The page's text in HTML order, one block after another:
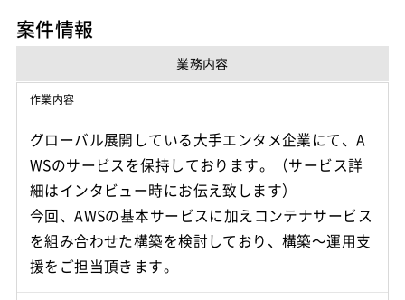
案件情報
業務内容
作業内容
グローバル展開している大手エンタメ企業にて、A
WSのサービスを保持しております。（サービス詳
細はインタビュー時にお伝え致します）
今回、AWSの基本サービスに加えコンテナサービス
を組み合わせた構築を検討しており、構築～運用支
援をご担当頂きます。